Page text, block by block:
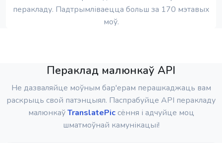
перакладу. Падтрымліваецца больш за 170 мэтавых
моў.
Пераклад малюнкаў API
Не дазваляйце моўным бар'ерам перашкаджаць вам
раскрыць свой патэнцыял. Паспрабуйце API перакладу
малюнкаўTranslatePicсёння і адчуйце моц
шматмоўнай камунікацыі!